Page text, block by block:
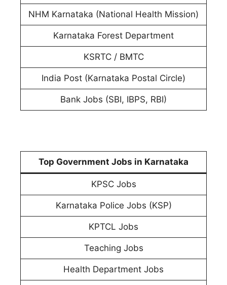
NHM Karnataka (National Health Mission)
Karnataka Forest Department
KSRTC / BMTC
India Post (Karnataka Postal Circle)
Bank Jobs (SBI, IBPS, RBI)
Top Government Jobs in Karnataka
KPSC Jobs
Karnataka Police Jobs (KSP)
KPTCL Jobs
Teaching Jobs
Health Department Jobs